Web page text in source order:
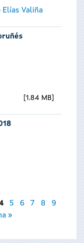
Valiña
1.84 MB
5 6 7 8
9
»